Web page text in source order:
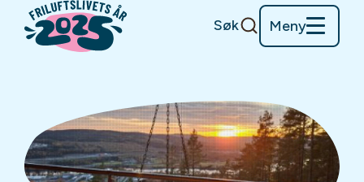
Søk Meny